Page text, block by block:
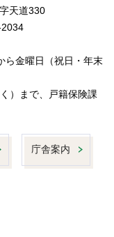
天道330
金曜日（祝日・年末
）まで、戸籍保険課
庁舎案内